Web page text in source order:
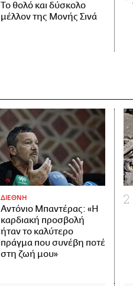
Το θολό και δύσκολο
μέλλον της Μονής Σινά
ΔΙΕΘΝΗ
Αντόνιο Μπαντέρας: «Η
καρδιακή προσβολή
ήταν το καλύτερο
πράγμα που συνέβη ποτέ
στη ζωή μου»